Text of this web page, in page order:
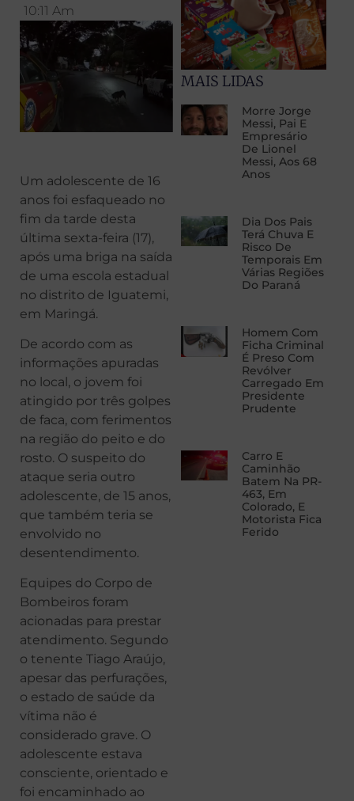
10:11 Am
Um adolescente de 16
anos foi esfaqueado no
fim da tarde desta
última sexta-feira (17),
após uma briga na saída
de uma escola estadual
no distrito de Iguatemi,
em Maringá.
De acordo com as
informações apuradas
no local, o jovem foi
atingido por três golpes
de faca, com ferimentos
na região do peito e do
rosto. O suspeito do
ataque seria outro
adolescente, de 15 anos,
que também teria se
envolvido no
desentendimento.
Equipes do Corpo de
Bombeiros foram
acionadas para prestar
atendimento. Segundo
o tenente Tiago Araújo,
apesar das perfurações,
o estado de saúde da
vítima não é
considerado grave. O
adolescente estava
consciente, orientado e
foi encaminhado ao
MAIS LIDAS
Morre Jorge
Messi, Pai E
Empresário
De Lionel
Messi, Aos 68
Anos
Dia Dos Pais
Terá Chuva E
Risco De
Temporais Em
Várias Regiões
Do Paraná
Homem Com
Ficha Criminal
É Preso Com
Revólver
Carregado Em
Presidente
Prudente
Carro E
Caminhão
Batem Na PR-
463, Em
Colorado, E
Motorista Fica
Ferido